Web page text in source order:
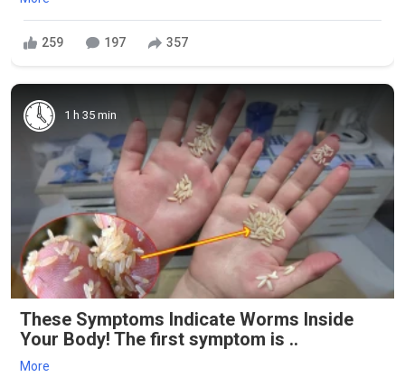
259 197 357
1 h 35 min
These Symptoms Indicate Worms Inside
Your Body! The first symptom is ..
More